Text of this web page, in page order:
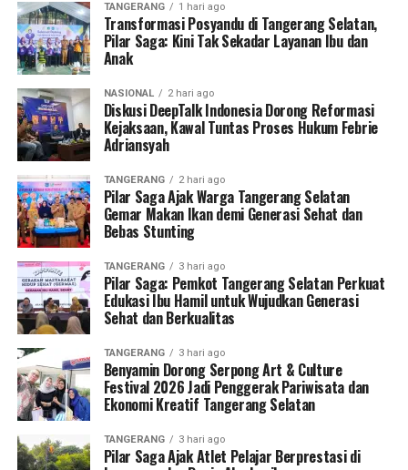
TANGERANG 1 hari ago
Transformasi Posyandu di Tangerang Selatan,
Pilar Saga: Kini Tak Sekadar Layanan Ibu dan
Anak
NASIONAL 2 hari ago
Diskusi DeepTalk Indonesia Dorong Reformasi
Kejaksaan, Kawal Tuntas Proses Hukum Febrie
Adriansyah
TANGERANG 2 hari ago
Pilar Saga Ajak Warga Tangerang Selatan
Gemar Makan Ikan demi Generasi Sehat dan
Bebas Stunting
TANGERANG 3 hari ago
Pilar Saga: Pemkot Tangerang Selatan Perkuat
Edukasi Ibu Hamil untuk Wujudkan Generasi
Sehat dan Berkualitas
TANGERANG 3 hari ago
Benyamin Dorong Serpong Art & Culture
Festival 2026 Jadi Penggerak Pariwisata dan
Ekonomi Kreatif Tangerang Selatan
TANGERANG 3 hari ago
Pilar Saga Ajak Atlet Pelajar Berprestasi di